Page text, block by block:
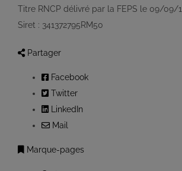
Titre RNCP délivré par la FEPS le 09/09/
Siret : 341372795RM50
Partager
Facebook
Twitter
LinkedIn
Mail
Marque-pages